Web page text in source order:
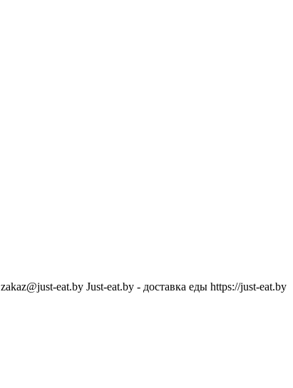
zakaz@just-eat.by Just-eat.by - доставка еды https://just-eat.by